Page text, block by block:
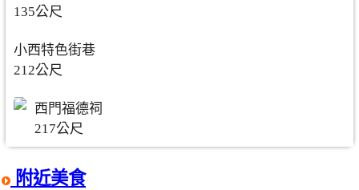
135公尺
小西特色街巷
212公尺
西門福德祠
217公尺
附近美食